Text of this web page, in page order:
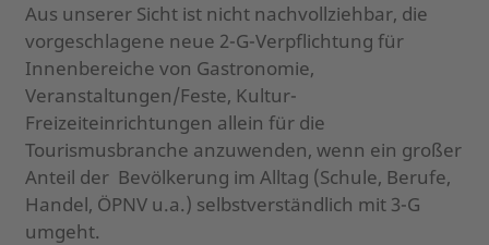
Aus unserer Sicht ist nicht nachvollziehbar, die
vorgeschlagene neue 2-G-Verpflichtung für
Innenbereiche von Gastronomie,
Veranstaltungen/Feste, Kultur-
Freizeiteinrichtungen allein für die
Tourismusbranche anzuwenden, wenn ein großer
Anteil der Bevölkerung im Alltag (Schule, Berufe,
Handel, ÖPNV u.a.) selbstverständlich mit 3-G
umgeht.